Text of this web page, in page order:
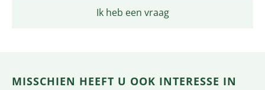
Ik heb een vraag
MISSCHIEN HEEFT U OOK INTERESSE IN